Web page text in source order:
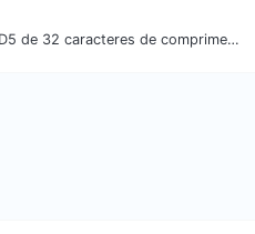
Gere um hash MD5 de 32 caracteres de comprimento para qualquer entrada de texto.